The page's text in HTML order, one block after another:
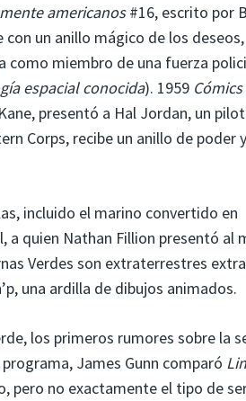
americanos#16, escrito por
un anillo mágico de los deseos,
como miembro de una fuerza
espacial conocida). 1959
presentó a Hal Jordan, un
Corps, recibe un anillo de poder
incluido el marino convertido en
a quien Nathan Fillion presentó al
Verdes son extraterrestres
una ardilla de dibujos animados.
los primeros rumores sobre la
James Gunn comparó
pero no exactamente el tipo de